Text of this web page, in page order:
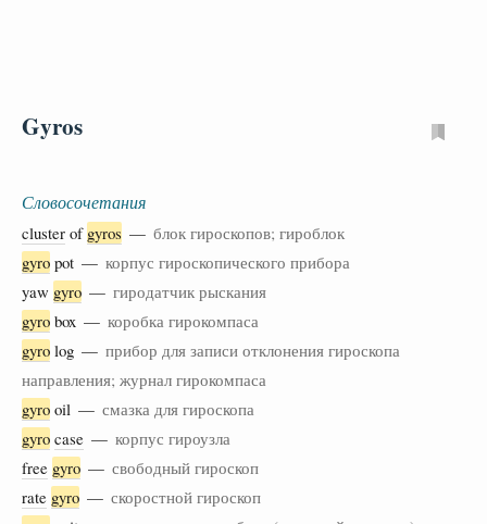
Gyros
Словосочетания
cluster of gyros — блок гироскопов; гироблок
gyro pot — корпус гироскопического прибора
yaw gyro — гиродатчик рыскания
gyro box — коробка гирокомпаса
gyro log — прибор для записи отклонения гироскопа
направления; журнал гирокомпаса
gyro oil — смазка для гироскопа
gyro case — корпус гироузла
free gyro — свободный гироскоп
rate gyro — скоростной гироскоп